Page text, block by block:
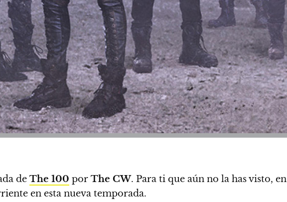
de The 100 por The CW. Para ti que aún no la has visto, en
en esta nueva temporada.